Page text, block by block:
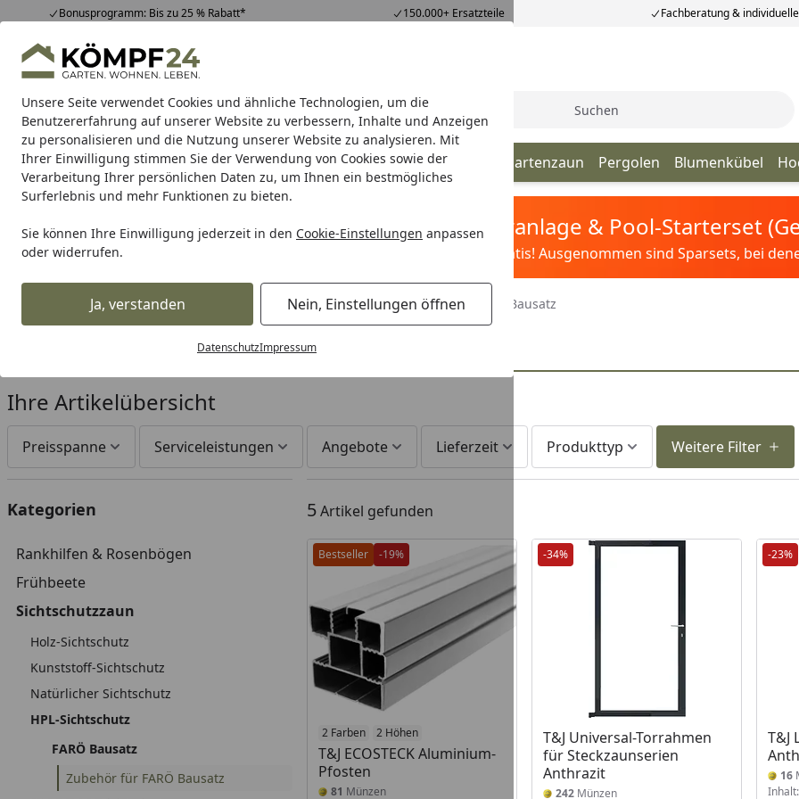
Unsere Seite verwendet Cookies und ähnliche Technologien, um die
Benutzererfahrung auf unserer Website zu verbessern, Inhalte und Anzeigen
zu personalisieren und die Nutzung unserer Website zu analysieren. Mit
Ihrer Einwilligung stimmen Sie der Verwendung von Cookies sowie der
Verarbeitung Ihrer persönlichen Daten zu, um Ihnen ein bestmögliches
Surferlebnis und mehr Funktionen zu bieten.
Sie können Ihre Einwilligung jederzeit in den Cookie-Einstellungen anpassen
oder widerrufen.
Ja, verstanden Nein, Einstellungen öffnen
DatenschutzImpressum
Bonusprogramm: Bis zu 25 % Rabatt* 150.000+ Ersatzteile Fachberatung &
Hotline07051 / 9 22 22
Mo-Fr. 8-16 Uhr 25.957 Bewertungen
Alle Produkte
Alle ProdukteHighlights Tipps & Tricks Suche
T&J Rankhilfen & Rosenbögen Frühbeete Sichtschutzzaun Vorgartenzaun Pergolen Blumenkübel
Karibu Pools inkl. gratis Sandfilteranlage & Pool-Starterset
Dein Traumpool im Sorglos-Paket: Filter&Pflege gratis! Ausgenommen sind Sparsets, bei
Startseite
Sichtschutzzaun FARÖ Bausatz Zubehör für FARÖ Bausatz
Zubehör für T&J FARÖ Bausatz
Ihre Artikelübersicht
Preisspanne Serviceleistungen Angebote Lieferzeit Produkttyp Weitere Filter
Kategorien
Rankhilfen & Rosenbögen
Frühbeete
Sichtschutzzaun
Holz-Sichtschutz
Kunststoff-Sichtschutz
Natürlicher Sichtschutz
HPL-Sichtschutz
FARÖ Bausatz
Zubehör für FARÖ Bausatz
5Artikel gefunden
Bestseller -19%
2 Farben 2 Höhen
T&J ECOSTECK Aluminium-
Pfosten
81 Münzen
-34%
T&J Universal-Torrahmen
für Steckzaunserien
Anthrazit
242 Münzen
-23%
T&J
16